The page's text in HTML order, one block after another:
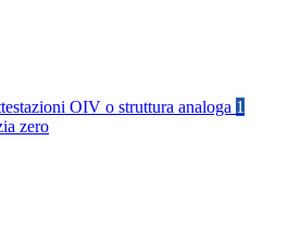
OIV o struttura analoga 1
zero